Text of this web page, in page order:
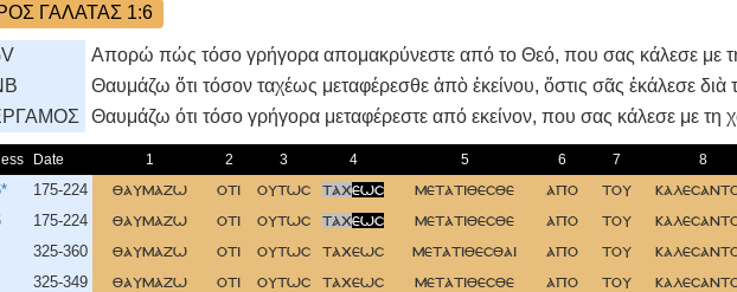
ΓΑΛΑΤΑΣ 1:6
Απορώ πώς τόσο γρήγορα απομακρύνεστε από το Θεό, που σας κάλεσε με τη
Θαυμάζω ὅτι τόσον ταχέως μεταφέρεσθε ἀπὸ ἐκείνου, ὅστις σᾶς ἐκάλεσε διὰ
Θαυμάζω ότι τόσο γρήγορα μεταφέρεστε από εκείνον, που σας κάλεσε με τη
Date 1 2 3 4 5 6 7 8
175-224 θαυμαζω οτι ουτωσ ταχεωσ μετατιθεσθε απο του
175-224 θαυμαζω οτι ουτωσ ταχεωσ μετατιθεσθε απο του
325-360 θαυμαζω οτι ουτωσ ταχεωσ μετατιθεσθαι απο του
325-349 θαυμαζω οτι ουτωσ ταχεωσ μετατιθεσθε απο του